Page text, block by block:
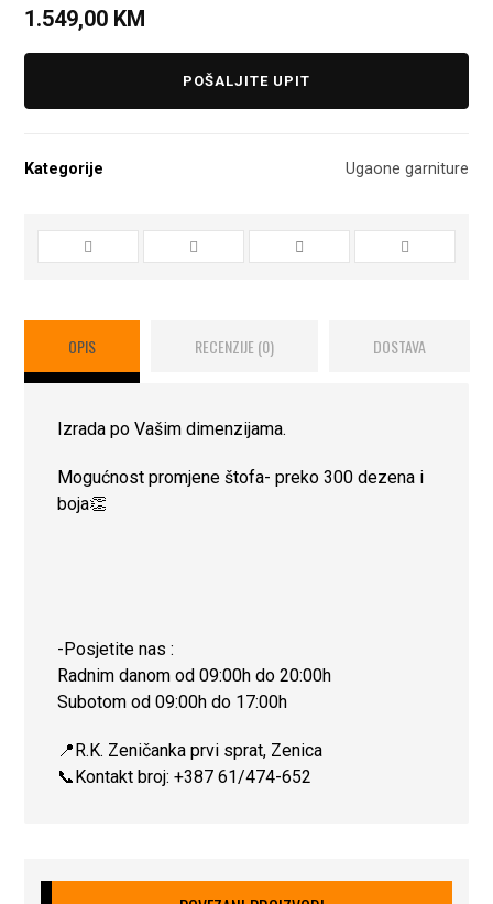
1.549,00 KM
POŠALJITE UPIT
Kategorije Ugaone garniture
OPIS RECENZIJE (0) DOSTAVA
Izrada po Vašim dimenzijama.
Mogućnost promjene štofa- preko 300 dezena i
boja👏
-Posjetite nas :
Radnim danom od 09:00h do 20:00h
Subotom od 09:00h do 17:00h
📍R.K. Zeničanka prvi sprat, Zenica
📞Kontakt broj: +387 61/474-652